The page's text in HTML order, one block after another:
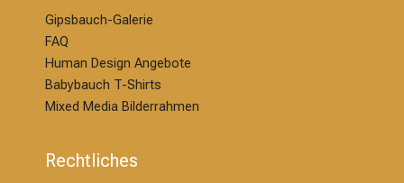
Gipsbauch-Galerie
FAQ
Human Design Angebote
Babybauch T-Shirts
Mixed Media Bilderrahmen
Rechtliches